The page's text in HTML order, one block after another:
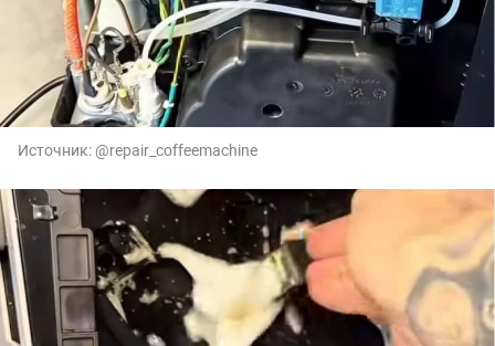
Источник: @repair_coffeemachine